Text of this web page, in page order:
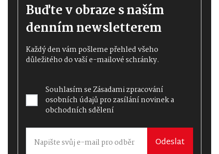
Buďte v obraze s naším
denním newsletterem
Každý den vám pošleme přehled všeho
důležitého do vaší e-mailové schránky.
Souhlasím seZásadami zpracování
osobních údajůpro zasílání novinek a
obchodních sdělení
Odeslat